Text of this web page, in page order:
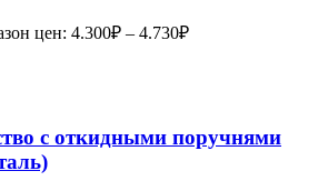
цен: 4.300₽ – 4.730₽
с откидными поручнями